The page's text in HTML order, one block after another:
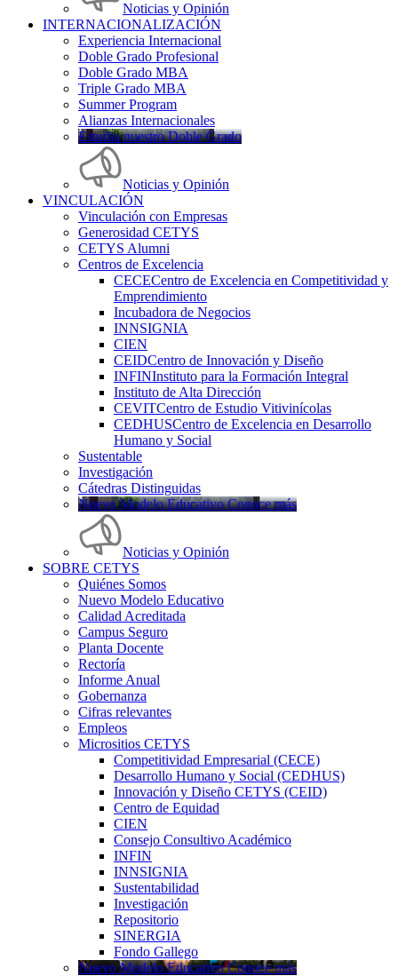
Noticias y Opinión
INTERNACIONALIZACIÓN
Experiencia Internacional
Doble Grado Profesional
Doble Grado MBA
Triple Grado MBA
Summer Program
Alianzas Internacionales
Estudia nuestro Doble Grado
Noticias y Opinión
VINCULACIÓN
Vinculación con Empresas
Generosidad CETYS
CETYS Alumni
Centros de Excelencia
CECECentro de Excelencia en Competitividad y
Emprendimiento
Incubadora de Negocios
INNSIGNIA
CIEN
CEIDCentro de Innovación y Diseño
INFINInstituto para la Formación Integral
Instituto de Alta Dirección
CEVITCentro de Estudio Vitivinícolas
CEDHUSCentro de Excelencia en Desarrollo
Humano y Social
Sustentable
Investigación
Cátedras Distinguidas
Nuevo Modelo Educativo Conoce más
Noticias y Opinión
SOBRE CETYS
Quiénes Somos
Nuevo Modelo Educativo
Calidad Acreditada
Campus Seguro
Planta Docente
Rectoría
Informe Anual
Gobernanza
Cifras relevantes
Empleos
Micrositios CETYS
Competitividad Empresarial (CECE)
Desarrollo Humano y Social (CEDHUS)
Innovación y Diseño CETYS (CEID)
Centro de Equidad
CIEN
Consejo Consultivo Académico
INFIN
INNSIGNIA
Sustentabilidad
Investigación
Repositorio
SINERGIA
Fondo Gallego
Nuevo Modelo Educativo Conoce más